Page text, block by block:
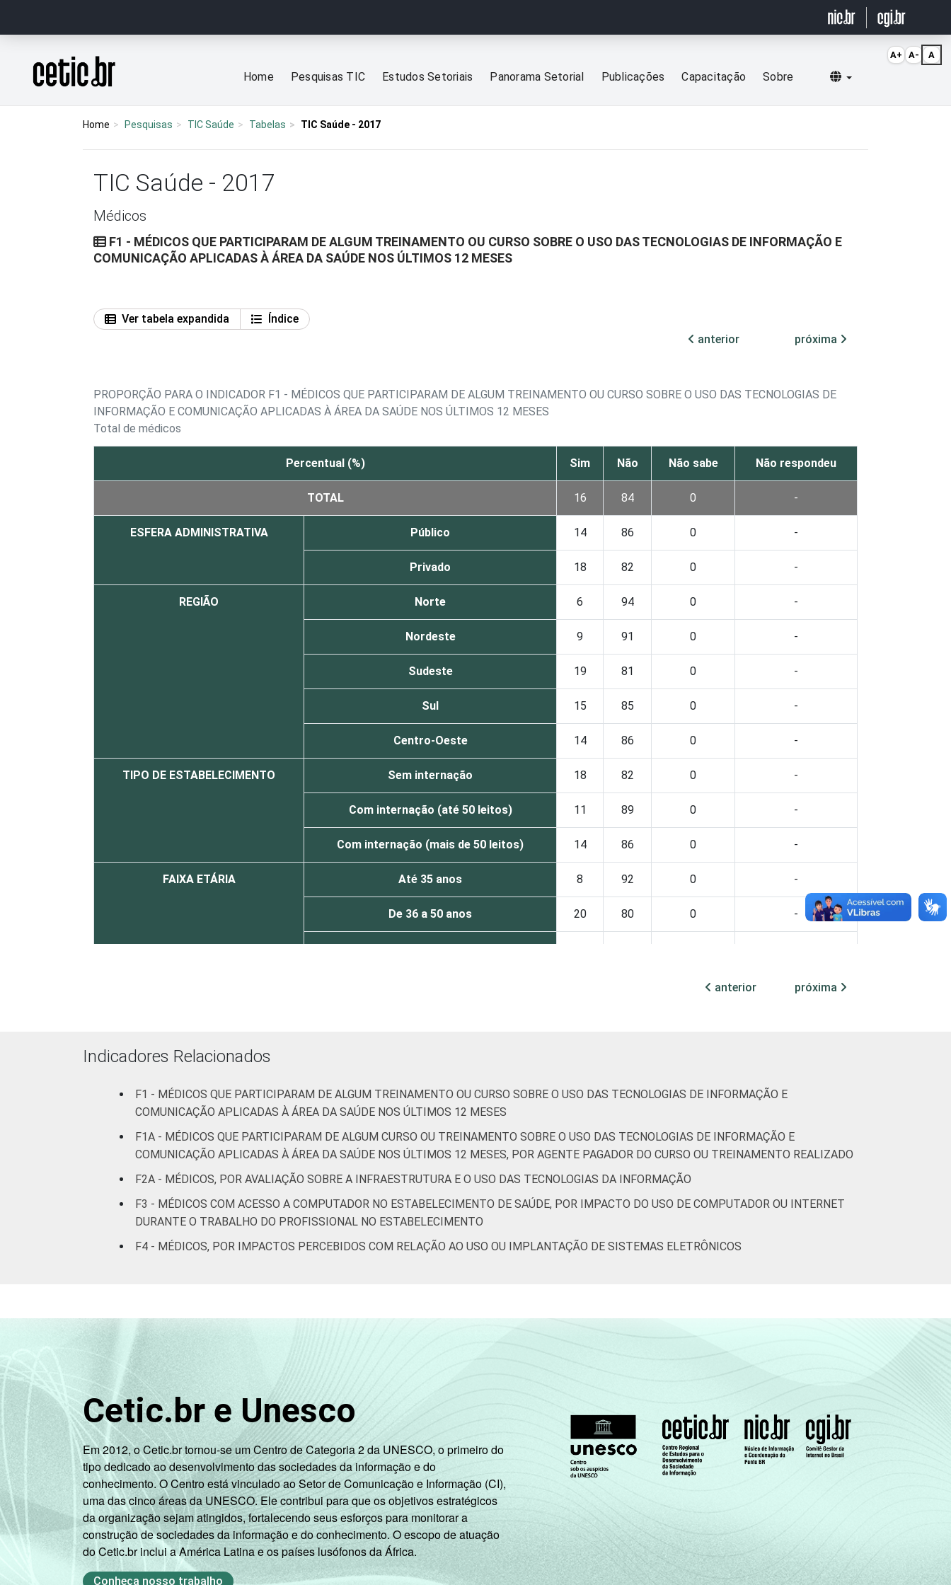
Página inicial
Home Pesquisas TIC Estudos Setoriais Panorama Setorial Publicações Capacitação Sobre Selecionar idioma
Home Pesquisas TIC Saúde Tabelas TIC Saúde - 2017
TIC Saúde - 2017
Médicos
F1 - MÉDICOS QUE PARTICIPARAM DE ALGUM TREINAMENTO OU CURSO SOBRE O USO DAS TECNOLOGIAS DE INFORMAÇÃO E
COMUNICAÇÃO APLICADAS À ÁREA DA SAÚDE NOS ÚLTIMOS 12 MESES
Ver tabela expandida
Índice
anterior
próxima
PROPORÇÃO PARA O INDICADOR F1 - MÉDICOS QUE PARTICIPARAM DE ALGUM TREINAMENTO OU CURSO SOBRE O USO DAS TECNOLOGIAS DE
INFORMAÇÃO E COMUNICAÇÃO APLICADAS À ÁREA DA SAÚDE NOS ÚLTIMOS 12 MESES
Total de médicos
Percentual (%) Sim Não Não sabe Não respondeu
TOTAL 16 84 0 -
ESFERA ADMINISTRATIVA Público 14 86 0 -
Privado 18 82 0 -
REGIÃO Norte 6 94 0 -
Nordeste 9 91 0 -
Sudeste 19 81 0 -
Sul 15 85 0 -
Centro-Oeste 14 86 0 -
TIPO DE ESTABELECIMENTO Sem internação 18 82 0 -
Com internação (até 50 leitos) 11 89 0 -
Com internação (mais de 50 leitos) 14 86 0 -
FAIXA ETÁRIA Até 35 anos 8 92 0 -
De 36 a 50 anos 20 80 0 -
-
Fonte: CGI.br/NIC.br, Centro Regional de Estudos para o Desenvolvimento da Sociedade da Informação (Cetic.br), Pesquisa sobre o uso das
anterior próxima
Indicadores Relacionados
F1 - MÉDICOS QUE PARTICIPARAM DE ALGUM TREINAMENTO OU CURSO SOBRE O USO DAS TECNOLOGIAS DE INFORMAÇÃO E
COMUNICAÇÃO APLICADAS À ÁREA DA SAÚDE NOS ÚLTIMOS 12 MESES
F1A - MÉDICOS QUE PARTICIPARAM DE ALGUM CURSO OU TREINAMENTO SOBRE O USO DAS TECNOLOGIAS DE INFORMAÇÃO E
COMUNICAÇÃO APLICADAS À ÁREA DA SAÚDE NOS ÚLTIMOS 12 MESES, POR AGENTE PAGADOR DO CURSO OU TREINAMENTO REALIZADO
F2A - MÉDICOS, POR AVALIAÇÃO SOBRE A INFRAESTRUTURA E O USO DAS TECNOLOGIAS DA INFORMAÇÃO
F3 - MÉDICOS COM ACESSO A COMPUTADOR NO ESTABELECIMENTO DE SAÚDE, POR IMPACTO DO USO DE COMPUTADOR OU INTERNET
DURANTE O TRABALHO DO PROFISSIONAL NO ESTABELECIMENTO
F4 - MÉDICOS, POR IMPACTOS PERCEBIDOS COM RELAÇÃO AO USO OU IMPLANTAÇÃO DE SISTEMAS ELETRÔNICOS
Cetic.br e Unesco
Em 2012, o Cetic.br tornou-se um Centro de Categoria 2 da UNESCO, o primeiro do
tipo dedicado ao desenvolvimento das sociedades da informação e do
conhecimento. O Centro está vinculado ao Setor de Comunicação e Informação (CI),
uma das cinco áreas da UNESCO. Ele contribui para que os objetivos estratégicos
da organização sejam atingidos, fortalecendo seus esforços para monitorar a
construção de sociedades da informação e do conhecimento. O escopo de atuação
do Cetic.br inclui a América Latina e os países lusófonos da África.
Conheça nosso trabalho
A+ A- A